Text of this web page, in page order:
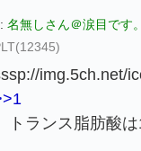
名無しさん＠涙目です
img.5ch.net/
トランス脂肪酸は